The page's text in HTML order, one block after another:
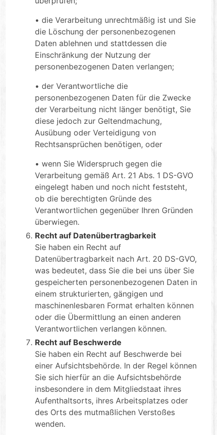
• die Verarbeitung unrechtmäßig ist und Sie
die Löschung der personenbezogenen
Daten ablehnen und stattdessen die
Einschränkung der Nutzung der
personenbezogenen Daten verlangen;
• der Verantwortliche die
personenbezogenen Daten für die Zwecke
der Verarbeitung nicht länger benötigt, Sie
diese jedoch zur Geltendmachung,
Ausübung oder Verteidigung von
Rechtsansprüchen benötigen, oder
• wenn Sie Widerspruch gegen die
Verarbeitung gemäß Art. 21 Abs. 1 DS-GVO
eingelegt haben und noch nicht feststeht,
ob die berechtigten Gründe des
Verantwortlichen gegenüber Ihren Gründen
überwiegen.
Recht auf Datenübertragbarkeit
Sie haben ein Recht auf
Datenübertragbarkeit nach Art. 20 DS-GVO,
was bedeutet, dass Sie die bei uns über Sie
gespeicherten personenbezogenen Daten in
einem strukturierten, gängigen und
maschinenlesbaren Format erhalten können
oder die Übermittlung an einen anderen
Verantwortlichen verlangen können.
Recht auf Beschwerde
Sie haben ein Recht auf Beschwerde bei
einer Aufsichtsbehörde. In der Regel können
Sie sich hierfür an die Aufsichtsbehörde
insbesondere in dem Mitgliedstaat ihres
Aufenthaltsorts, ihres Arbeitsplatzes oder
des Orts des mutmaßlichen Verstoßes
wenden.